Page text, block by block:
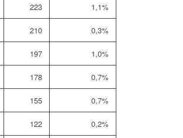
223 1,1%
210 0,3%
197 1,0%
178 0,7%
155 0,7%
122 0,2%